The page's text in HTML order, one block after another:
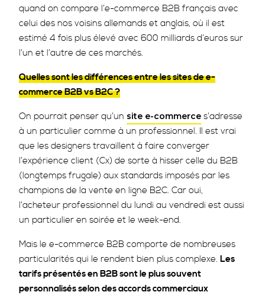
quand on compare l’e-commerce B2B français avec
celui des nos voisins allemands et anglais, où il est
estimé 4 fois plus élevé avec 600 milliards d’euros sur
l’un et l’autre de ces marchés.
Quelles sont les différences entre les sites de e-
commerce B2B vs B2C ?
On pourrait penser qu’un site e-commerce s’adresse
à un particulier comme à un professionnel. Il est vrai
que les designers travaillent à faire converger
l’expérience client (Cx) de sorte à hisser celle du B2B
(longtemps frugale) aux standards imposés par les
champions de la vente en ligne B2C. Car oui,
l’acheteur professionnel du lundi au vendredi est aussi
un particulier en soirée et le week-end.
Mais le e-commerce B2B comporte de nombreuses
particularités qui le rendent bien plus complexe. Les
tarifs présentés en B2B sont le plus souvent
personnalisés selon des accords commerciaux